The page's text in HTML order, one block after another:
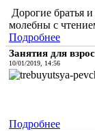
Дорогие братья
молебны с
Подробнее
Занятия для
10/01/2019, 14:56
Подробнее